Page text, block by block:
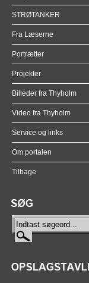
STRØTANKER
Fra Læserne
Portrætter
Projekter
Billeder fra Thyholm
Video fra Thyholm
Service og links
Om portalen
Tilbage